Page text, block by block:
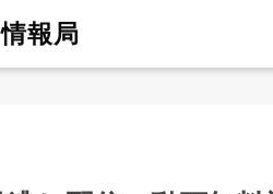
報局